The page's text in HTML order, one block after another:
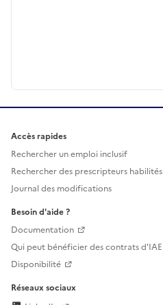
Accès rapides
Rechercher un emploi inclusif
Rechercher des prescripteurs habilités
Journal des modifications
Besoin d'aide ?
Documentation
Qui peut bénéficier des contrats d'IAE
Disponibilité
Réseaux sociaux